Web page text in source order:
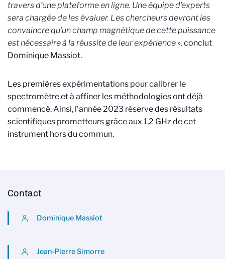
travers d’une plateforme en ligne. Une équipe d’experts
sera chargée de les évaluer. Les chercheurs devront les
convaincre qu’un champ magnétique de cette puissance
est nécessaire à la réussite de leur expérience », conclut
Dominique Massiot.
Les premières expérimentations pour calibrer le
spectromètre et à affiner les méthodologies ont déjà
commencé. Ainsi, l’année 2023 réserve des résultats
scientifiques prometteurs grâce aux 1,2 GHz de cet
instrument hors du commun.
Contact
Dominique Massiot
Jean-Pierre Simorre